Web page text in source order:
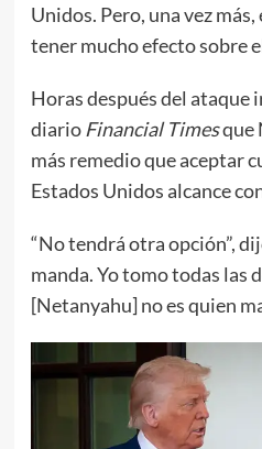
Unidos. Pero, una vez
tener mucho efecto sobre
Horas después del ataque
diario Financial Timesque
más remedio que aceptar
Estados Unidos alcance
“No tendrá otra opción”,
manda. Yo tomo todas las
[Netanyahu] no es quien